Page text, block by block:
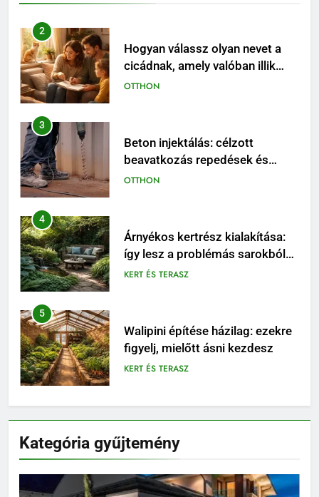
3
Beton injektálás: célzott
beavatkozás repedések és
szivárgások esetén
OTTHON
4
Árnyékos kertrész kialakítása:
így lesz a problémás sarokból
látványos pihenőhely
KERT ÉS TERASZ
5
Walipini építése házilag: ezekre
figyelj, mielőtt ásni kezdesz
KERT ÉS TERASZ
6
Karbamid a kozmetikumokban:
Hatásmechanizmus,
koncentrációk és felhasználási
OTTHON
7
Kevés gondozást igénylő kert:
így tervezz látványos, mégis
könnyen fenntartható udvart
KERT ÉS TERASZ
Kategória gyűjtemény